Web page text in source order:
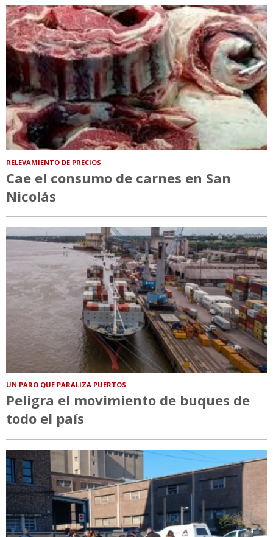
RELEVAMIENTO DE PRECIOS
Cae el consumo de carnes en San
Nicolás
UN PARO QUE PARALIZA PUERTOS
Peligra el movimiento de buques de
todo el país